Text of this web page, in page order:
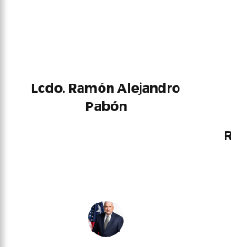
Lcdo. Ramón Alejandro
Pabón